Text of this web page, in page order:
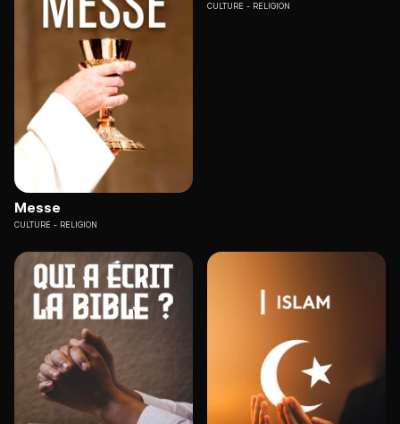
Messe
CULTURE RELIGION
CULTURE RELIGION